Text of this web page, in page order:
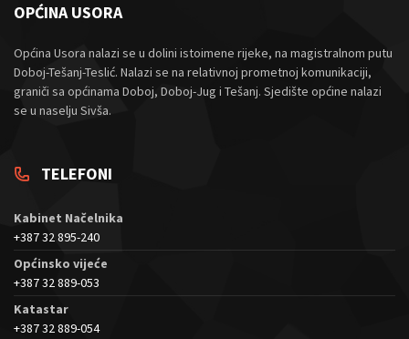
OPĆINA USORA
Općina Usora nalazi se u dolini istoimene rijeke, na magistralnom putu
Doboj-Tešanj-Teslić. Nalazi se na relativnoj prometnoj komunikaciji,
graniči sa općinama Doboj, Doboj-Jug i Tešanj. Sjedište općine nalazi
se u naselju Sivša.
TELEFONI
Kabinet Načelnika
+387 32 895-240
Općinsko vijeće
+387 32 889-053
Katastar
+387 32 889-054